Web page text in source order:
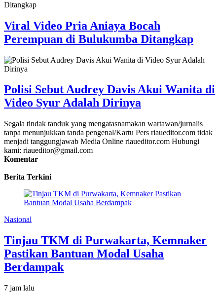
Viral Video Pria Aniaya Bocah
Perempuan di Bulukumba Ditangkap
Polisi Sebut Audrey Davis Akui Wanita di
Video Syur Adalah Dirinya
Segala tindak tanduk yang mengatasnamakan wartawan/jurnalis
tanpa menunjukkan tanda pengenal/Kartu Pers riaueditor.com tidak
menjadi tanggungjawab Media Online riaueditor.com Hubungi
kami: riaueditor@gmail.com
Komentar
Berita Terkini
Nasional
Tinjau TKM di Purwakarta, Kemnaker
Pastikan Bantuan Modal Usaha
Berdampak
7 jam lalu